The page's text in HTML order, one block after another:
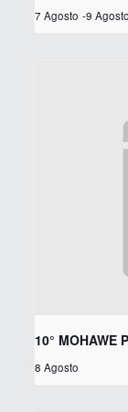
7 Agosto -9 Agosto
10°
8 Agosto